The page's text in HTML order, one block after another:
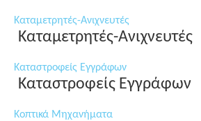
Καταμετρητές-Ανιχνευτές
Καταμετρητές-Ανιχνευτές
Καταστροφείς Εγγράφων
Καταστροφείς Εγγράφων
Κοπτικά Μηχανήματα